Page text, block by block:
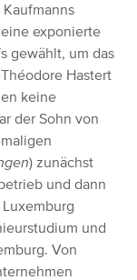
Kaufmanns
exponierte
gewählt, um das
Hastert
keine
der Sohn von
) zunächst
und dann
und
Von